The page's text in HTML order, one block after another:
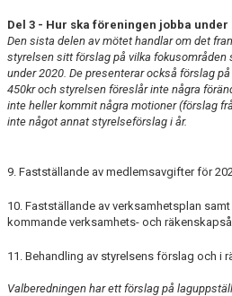
Del 3 - Hur ska föreningen jobba under
Den sista delen av mötet handlar om det
styrelsen sitt förslag på vilka fokusområden
under 2020. De presenterar också förslag
450kr och styrelsen föreslår inte några
inte heller kommit några motioner (förslag
inte något annat styrelseförslag i år.
9. Fastställande av medlemsavgifter för
10. Fastställande av verksamhetsplan
kommande verksamhets- och
11. Behandling av styrelsens förslag och i
Valberedningen har ett förslag på